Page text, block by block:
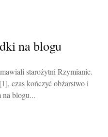
na blogu
starożytni Rzymianie.
czas kończyć obżarstwo i
na blogu...